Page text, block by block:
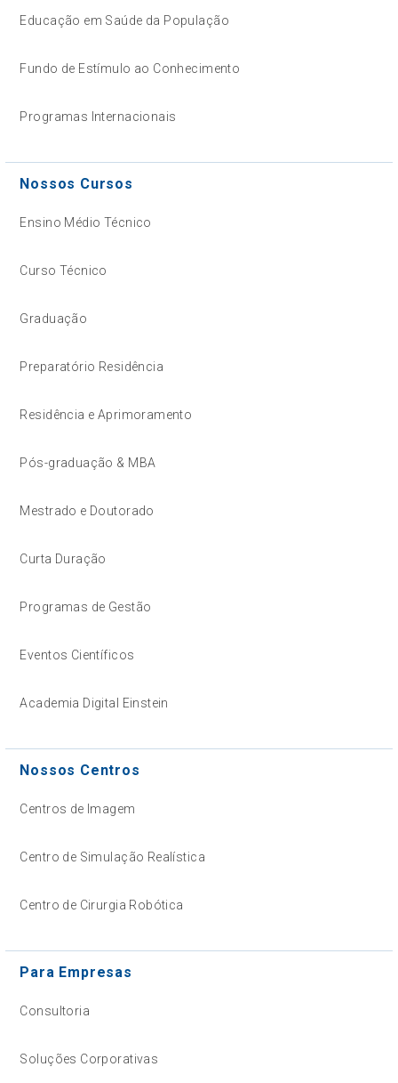
Educação em Saúde da População
Fundo de Estímulo ao Conhecimento
Programas Internacionais
Nossos Cursos
Ensino Médio Técnico
Curso Técnico
Graduação
Preparatório Residência
Residência e Aprimoramento
Pós-graduação & MBA
Mestrado e Doutorado
Curta Duração
Programas de Gestão
Eventos Científicos
Academia Digital Einstein
Nossos Centros
Centros de Imagem
Centro de Simulação Realística
Centro de Cirurgia Robótica
Para Empresas
Consultoria
Soluções Corporativas